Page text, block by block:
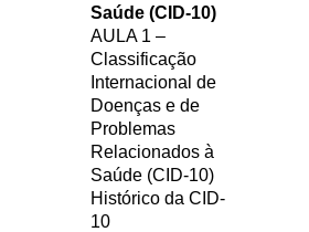
Saúde (CID-10)
AULA 1 –
Classificação
Internacional de
Doenças e de
Problemas
Relacionados à
Saúde (CID-10)
Histórico da CID-
10